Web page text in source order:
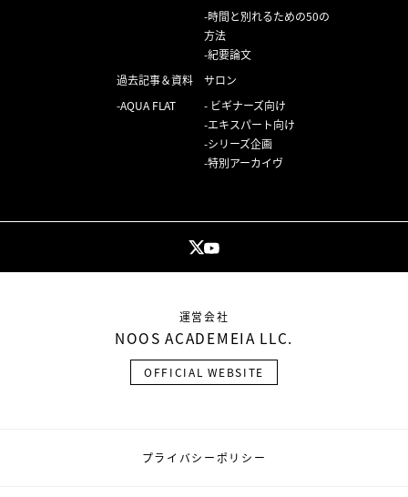
時間と別れるための50の
方法
紀要論文
過去記事＆資料
AQUA FLAT
サロン
ビギナーズ向け
エキスパート向け
シリーズ企画
特別アーカイヴ
運営会社
NOOS ACADEMEIA LLC.
OFFICIAL WEBSITE
プライバシーポリシー